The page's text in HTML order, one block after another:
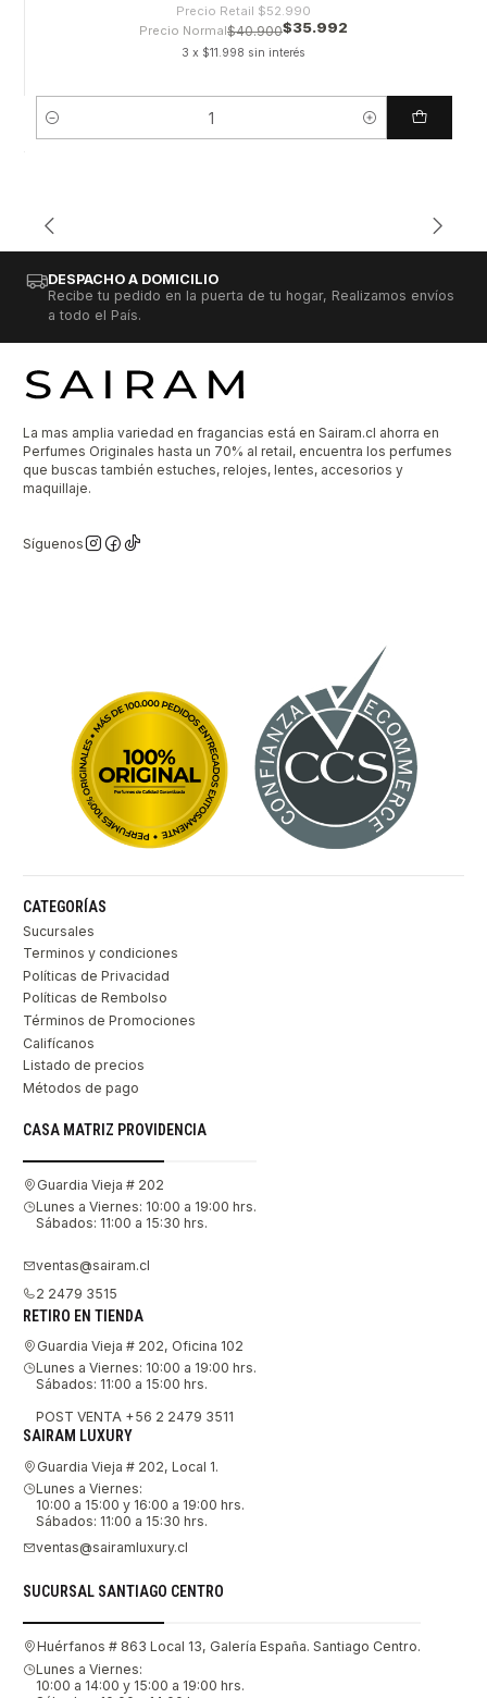
Precio Retail $52.990
Precio Normal$40.900$35.992
3 x $11.998 sin interés
Cantidad
DESPACHO A DOMICILIO
Recibe tu pedido en la puerta de tu hogar, Realizamos envíos
a todo el País.
La mas amplia variedad en fragancias está en Sairam.cl ahorra en
Perfumes Originales hasta un 70% al retail, encuentra los perfumes
que buscas también estuches, relojes, lentes, accesorios y
maquillaje.
Síguenos
CATEGORÍAS
Sucursales
Terminos y condiciones
Políticas de Privacidad
Políticas de Rembolso
Términos de Promociones
Califícanos
Listado de precios
Métodos de pago
CASA MATRIZ PROVIDENCIA
Guardia Vieja # 202
Lunes a Viernes: 10:00 a 19:00 hrs.
Sábados: 11:00 a 15:30 hrs.
ventas@sairam.cl
2 2479 3515
RETIRO EN TIENDA
Guardia Vieja # 202, Oficina 102
Lunes a Viernes: 10:00 a 19:00 hrs.
Sábados: 11:00 a 15:00 hrs.
POST VENTA +56 2 2479 3511
SAIRAM LUXURY
Guardia Vieja # 202, Local 1.
Lunes a Viernes:
10:00 a 15:00 y 16:00 a 19:00 hrs.
Sábados: 11:00 a 15:30 hrs.
ventas@sairamluxury.cl
SUCURSAL SANTIAGO CENTRO
Huérfanos # 863 Local 13, Galería España. Santiago Centro.
Lunes a Viernes:
10:00 a 14:00 y 15:00 a 19:00 hrs.